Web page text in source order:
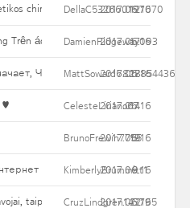
chirurgija nosįDellaC532660197070
2017.06.16
12
Trên áo Quần Khi Giặt Bằng Máy
DamienRidgeway093
2017.06.16
17
Что Мошенничества За
MattSoward6827854436
2017.06.16
18
♥ CelesteLiriano67
2017.06.16
14
BrunoFrewin7755
2017.06.16
19
Многие Товары И Услуги
KimberlyBrummitt1
2017.06.16
9
taip pat problemos
CruzLindgren143795
2017.06.16
22